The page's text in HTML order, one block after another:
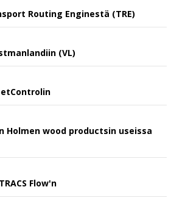
Routing Enginestä (TRE)
(VL)
Holmen wood productsin useissa
Flow'n